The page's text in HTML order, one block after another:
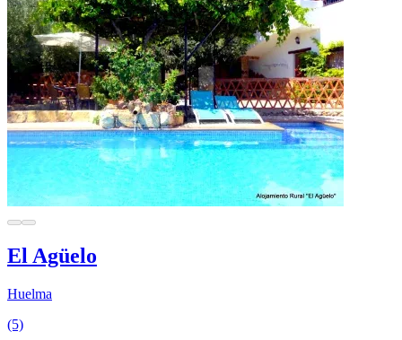
El Agüelo
Huelma
(5)